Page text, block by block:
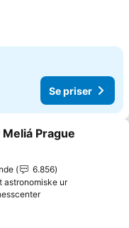
Se priser
Meliá Prague
6.856
astronomiske ur
Se priser